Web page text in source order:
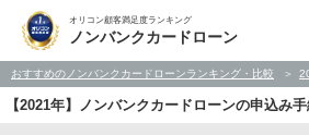
オリコン顧客満足度ランキング
ノンバンクカードローン
おすすめのノンバンクカードローンランキング・比較
【2021年】ノンバンクカードローンの申込み